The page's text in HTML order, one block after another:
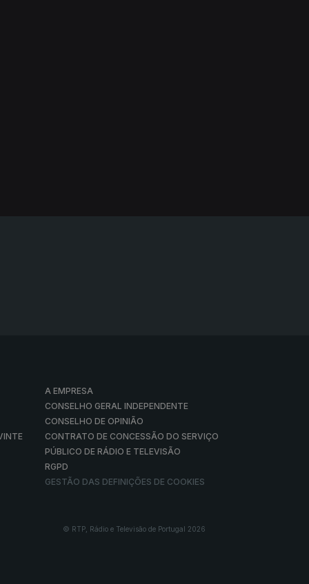
A EMPRESA
CONSELHO GERAL INDEPENDENTE
CONSELHO DE OPINIÃO
CONTRATO DE CONCESSÃO DO SERVIÇO
PÚBLICO DE RÁDIO E TELEVISÃO
RGPD
GESTÃO DAS DEFINIÇÕES DE COOKIES
© RTP, Rádio e Televisão de Portugal 2026